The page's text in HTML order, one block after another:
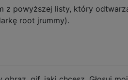
z powyższej listy, który
root jrummy).